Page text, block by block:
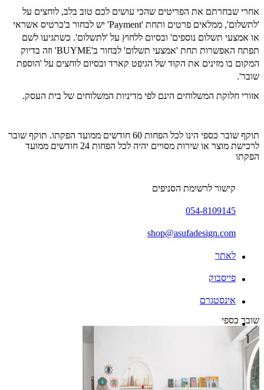
אחרי שבחרתם את הפריטים שהכי עושים לכם טוב בלב, לוחצים על
'לתשלום', ממלאים פרטים ותחת 'Payment' יש לבחור ב'כרטיס אשראי
או אמצעי תשלום נוספים' ובסיום ללחוץ על 'לתשלום'. כשתגיעו לשם
תפתח האפשרות תחת 'אמצעי תשלום' לבחור ב'BUYME' וזה בדיוק
המקום בו מזינים את הקוד של הגיפט קארד ובסיום לוחצים על 'הוספת
שובר'.
אזורי חלוקת המשלוחים הינם לפי מדיניות המשלוחים של בית העסק.
תוקף שובר כספי הינו לכל הפחות 60 חודשים ממועד הפקתו. תוקף שובר
לרכישת מוצר או שירות מסויים יהיה לכל הפחות 24 חודשים ממועד
הפקתו
קישור לרשימת הסניפים
054-8109145
shop@asufadesign.com
לאתר
פייסבוק
אינסטגרם
שובר כספי